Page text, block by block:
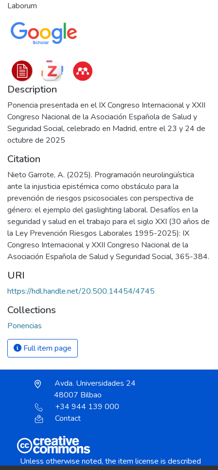
Laborum
Description
Ponencia presentada en el IX Congreso Internacional y XXII
Congreso Nacional de la Asociación Española de Salud y
Seguridad Social, celebrado en Madrid, entre el 23 y 24 de
octubre de 2025
Citation
Nieto Garrote, A. (2025). Programación neurolingüística
ante la injusticia epistémica como obstáculo para la
prevención de riesgos psicosociales con perspectiva de
género: el ejemplo del gaslighting laboral. Desafíos en la
seguridad y salud en el trabajo para el siglo XXI (30 años de
la Ley Prevención Riesgos Laborales 1995-2025): IX
Congreso Internacional y XXII Congreso Nacional de la
Asociación Española de Salud y Seguridad Social, 365-384.
URI
https://hdl.handle.net/20.500.14454/4745
Collections
Ponencias
Full item page
Avda. Universidades 24
48007 Bilbao
+34 944 139 000
Contact
Unless otherwise noted, the item license is described